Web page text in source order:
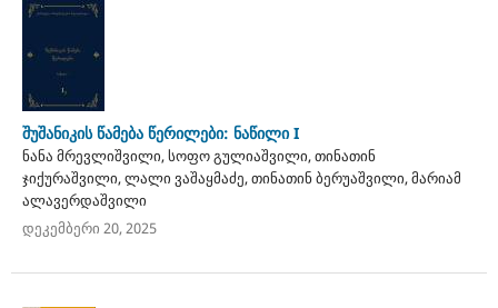
შუშანიკის წამება წერილები: ნაწილი I
ნანა მრევლიშვილი, სოფო გულიაშვილი, თინათინ
ჯიქურაშვილი, ლალი ვაშაყმაძე, თინათინ ბერუაშვილი, მარიამ
ალავერდაშვილი
დეკემბერი 20, 2025